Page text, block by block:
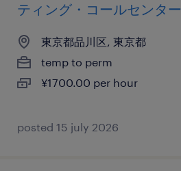
ティング・コールセンター
東京都品川区, 東京都
temp to perm
¥1700.00 per hour
posted 15 july 2026